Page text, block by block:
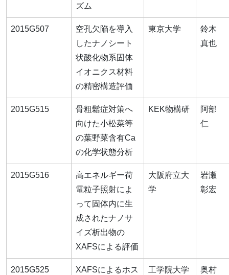
ズム
2015G507
空孔欠陥を導入
したナノシート
状酸化物系固体
イオニクス材料
の精密構造評価
東京大学
鈴木
真也
2015G515
骨粗鬆症対策へ
向けた小松菜等
の葉野菜含有Ca
の化学状態分析
KEK物構研
阿部
仁
2015G516
高エネルギー荷
電粒子照射によ
って固体内に生
成されたナノサ
イズ析出物の
XAFSによる評価
大阪府立大
学
岩瀬
彰宏
2015G525
XAFSによるホス
工学院大学
奥村